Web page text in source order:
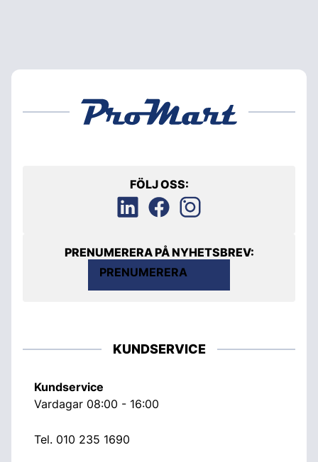
FÖLJ OSS:
PRENUMERERA PÅ NYHETSBREV:
PRENUMERERA
KUNDSERVICE
Kundservice
Vardagar 08:00 - 16:00
Tel. 010 235 1690